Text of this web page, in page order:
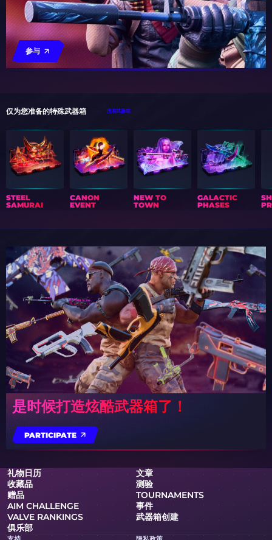
参与
仅为您准备的特殊武器箱 所有武器箱
STEEL
SAMURAI
CANON
EVENT
NEW TO
TOWN
GALACTIC
PHASES
是时候打造炫酷武器箱了！
PARTICIPATE
礼物日历
文章
收藏品
测验
赠品
TOURNAMENTS
AIM CHALLENGE
事件
VALVE RANKINGS
武器箱创建
俱乐部